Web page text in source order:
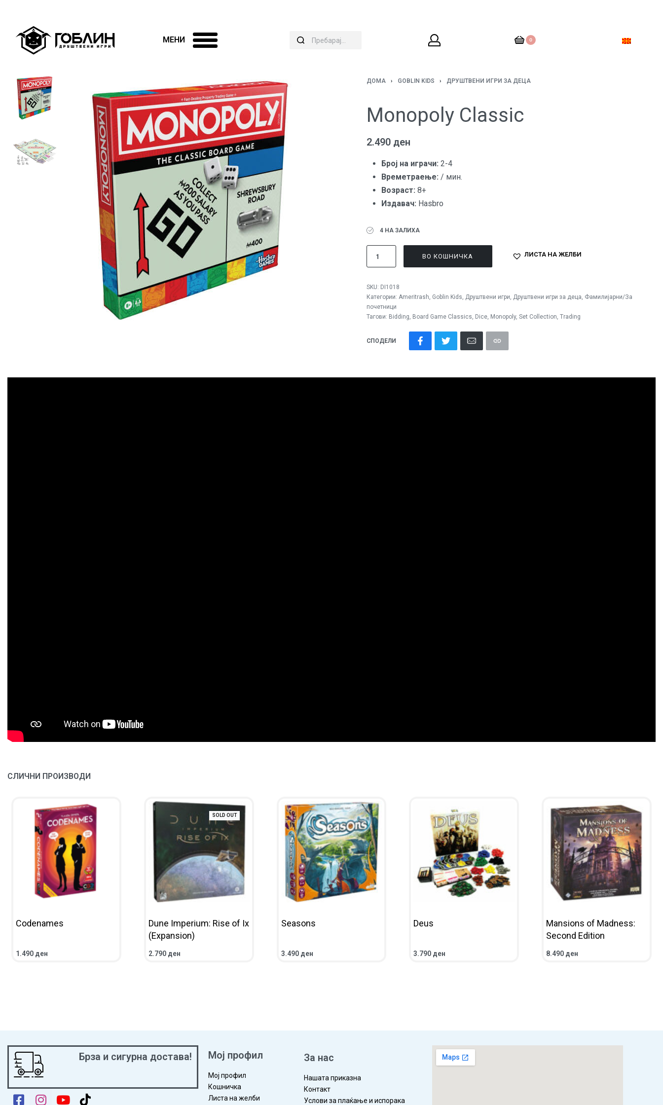
0
ДОМА › GOBLIN KIDS › ДРУШТВЕНИ ИГРИ ЗА ДЕЦА
Monopoly Classic
2.490 ден
Броj на играчи: 2-4
Времетраење: / мин.
Возраст: 8+
Издавач: Hasbro
4 НА ЗАЛИХА
ВО КОШНИЧКА ЛИСТА НА ЖЕЛБИ
SKU: DI1018
Категории: Ameritrash, Goblin Kids, Друштвени игри, Друштвени игри за деца, Фамилијарни/За
почетници
Тагови: Bidding, Board Game Classics, Dice, Monopoly, Set Collection, Trading
СПОДЕЛИ
СЛИЧНИ ПРОИЗВОДИ
Codenames
1.490 ден
SOLD OUT
Dune Imperium: Rise of Ix
(Expansion)
2.790 ден
Seasons
3.490 ден
Deus
3.790 ден
Mansions of Madness:
Second Edition
8.490 ден
Брза и сигурна достава! Мој профил
Мој профил
Кошничка
Листа на желби
За нас
Нашата приказна
Контакт
Услови за плаќање и испорака